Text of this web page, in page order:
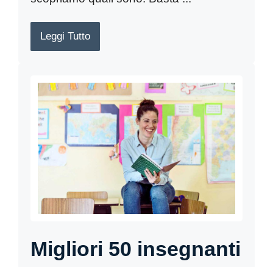
Leggi Tutto
Migliori 50 insegnanti